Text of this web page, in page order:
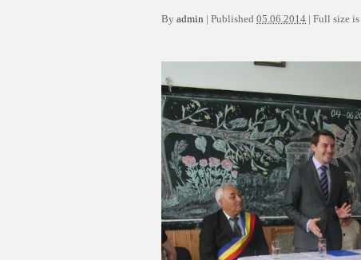
By admin | Published 05.06.2014 | Full size is